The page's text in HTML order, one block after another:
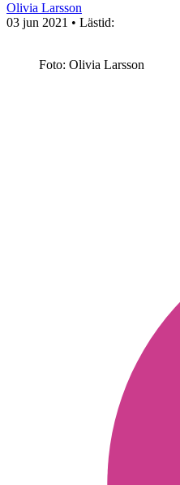
Olivia Larsson
03 jun 2021 • Lästid:
Foto: Olivia Larsson